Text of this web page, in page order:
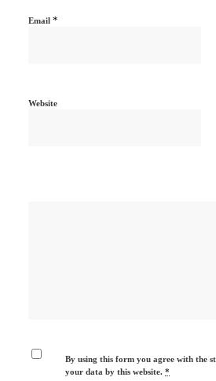
Email *
Website
By using this form you agree with the
your data by this website.*